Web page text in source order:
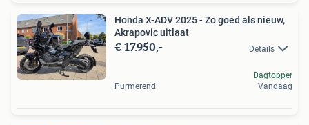
Honda X-ADV 2025 - Zo goed als nieuw,
Akrapovic uitlaat
€ 17.950,- Details
Purmerend
Dagtopper
Vandaag